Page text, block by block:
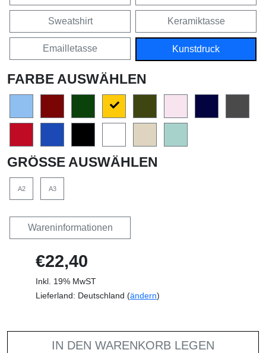
Sweatshirt Keramiktasse
Emailletasse Kunstdruck
FARBE AUSWÄHLEN
GRÖSSE AUSWÄHLEN
A2 A3
Wareninformationen
€22,40
Inkl. 19% MwST
Lieferland: Deutschland (ändern)
IN DEN WARENKORB LEGEN